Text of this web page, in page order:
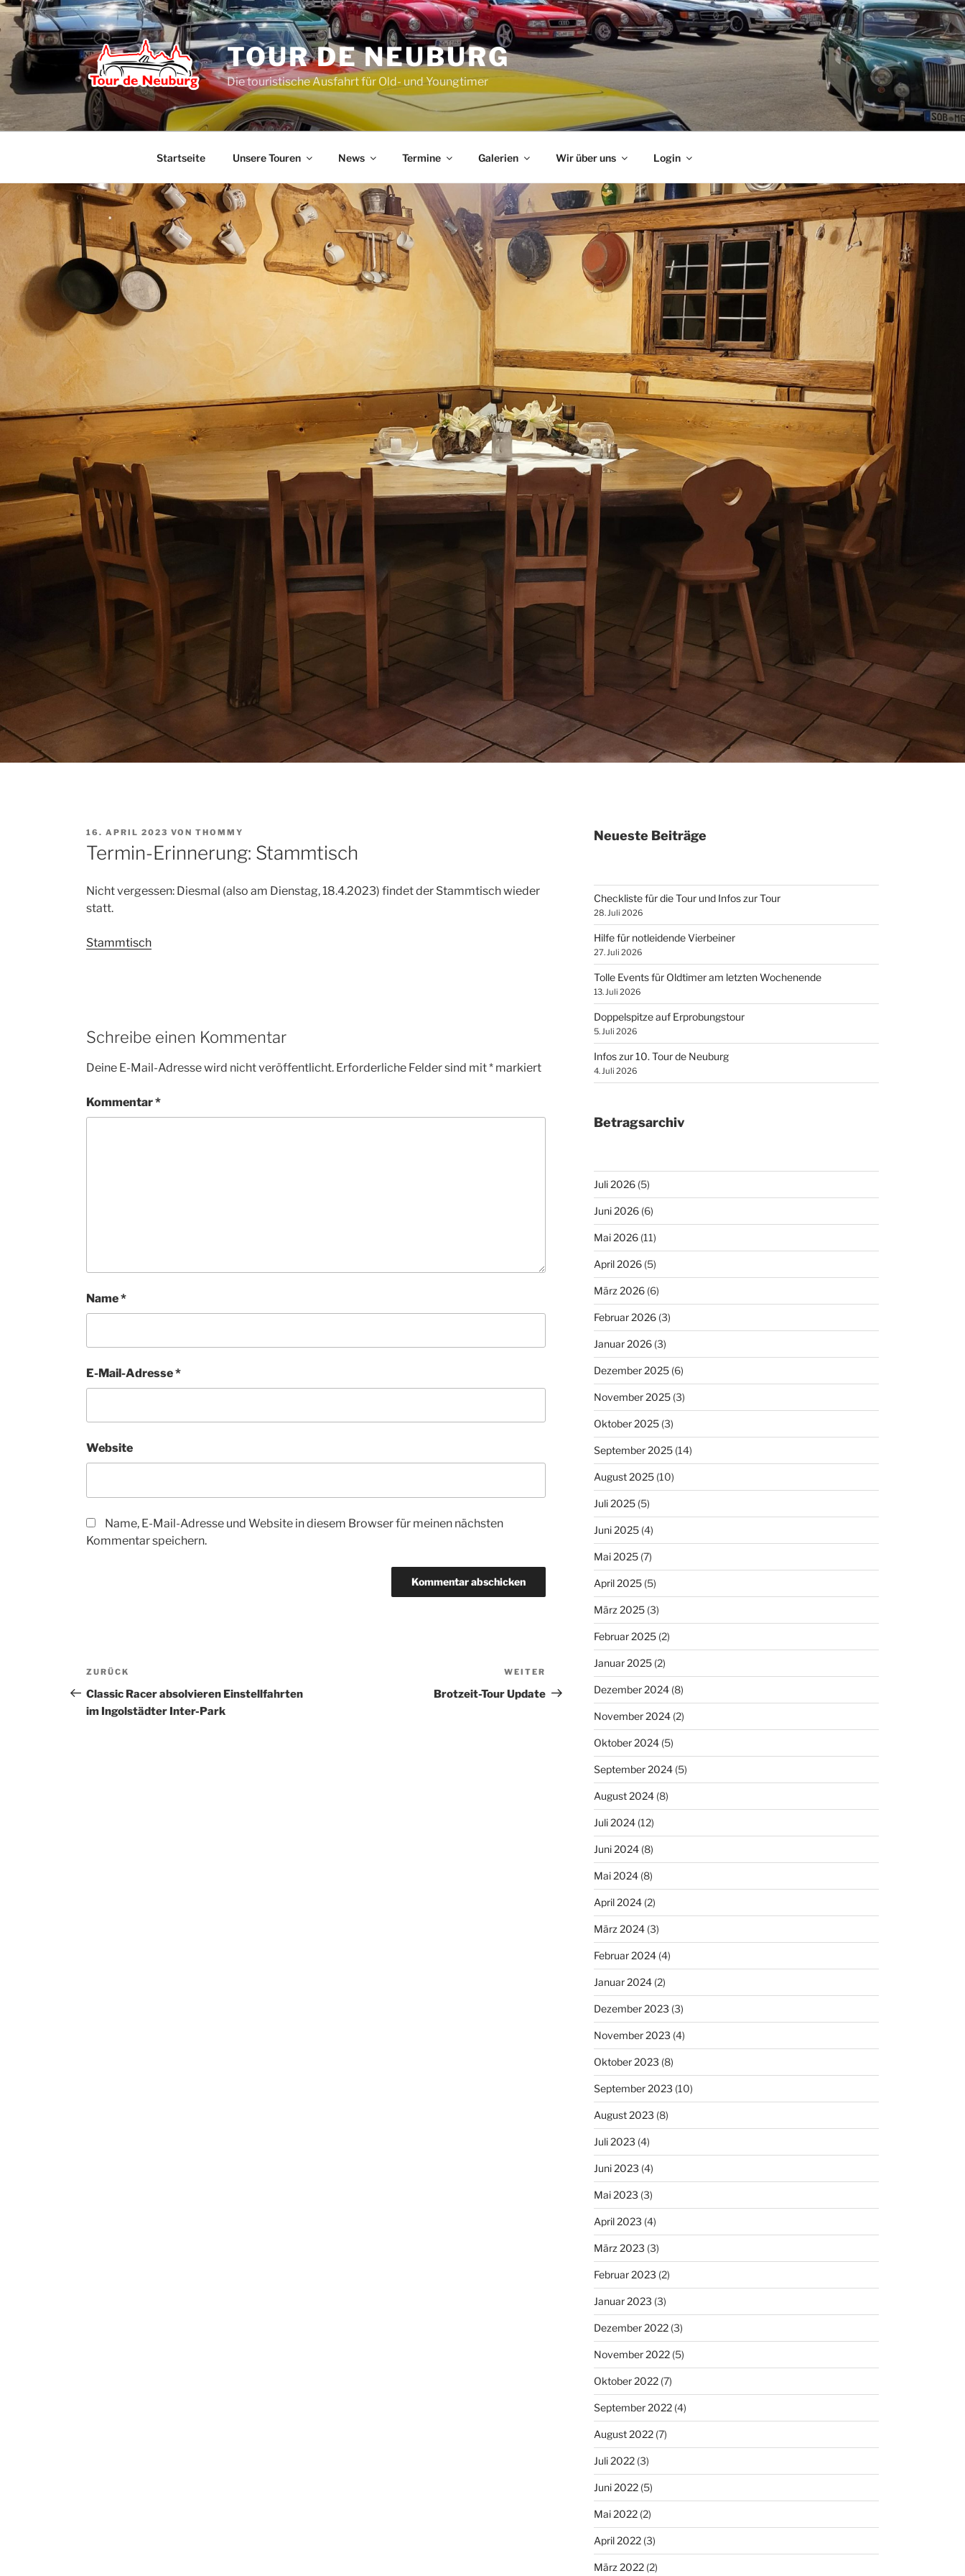
Zum
Inhalt
springen
TOUR DE NEUBURG
Die touristische Ausfahrt für Old- und Youngtimer
Startseite Unsere Touren News Termine Galerien Wir über uns Login
VERÖFFENTLICHT
AM
16. APRIL 2023 VON THOMMY
Termin-Erinnerung: Stammtisch
Nicht vergessen: Diesmal (also am Dienstag, 18.4.2023) findet der Stammtisch wieder
statt.
Stammtisch
Schreibe einen Kommentar
Deine E-Mail-Adresse wird nicht veröffentlicht. Erforderliche Felder sind mit* markiert
Kommentar*
Name*
E-Mail-Adresse*
Website
Name, E-Mail-Adresse und Website in diesem Browser für meinen nächsten
Kommentar speichern.
Beitragsnavigation
Vorheriger
Beitrag
ZURÜCK
Classic Racer absolvieren Einstellfahrten
im Ingolstädter Inter-Park
Nächster
Beitrag
WEITER
Brotzeit-Tour Update
Neueste Beiträge
Checkliste für die Tour und Infos zur Tour
28. Juli 2026
Hilfe für notleidende Vierbeiner
27. Juli 2026
Tolle Events für Oldtimer am letzten Wochenende
13. Juli 2026
Doppelspitze auf Erprobungstour
5. Juli 2026
Infos zur 10. Tour de Neuburg
4. Juli 2026
Betragsarchiv
Juli 2026(5)
Juni 2026(6)
Mai 2026(11)
April 2026(5)
März 2026(6)
Februar 2026(3)
Januar 2026(3)
Dezember 2025(6)
November 2025(3)
Oktober 2025(3)
September 2025(14)
August 2025(10)
Juli 2025(5)
Juni 2025(4)
Mai 2025(7)
April 2025(5)
März 2025(3)
Februar 2025(2)
Januar 2025(2)
Dezember 2024(8)
November 2024(2)
Oktober 2024(5)
September 2024(5)
August 2024(8)
Juli 2024(12)
Juni 2024(8)
Mai 2024(8)
April 2024(2)
März 2024(3)
Februar 2024(4)
Januar 2024(2)
Dezember 2023 (3)
November 2023 (4)
Oktober 2023 (8)
September 2023 (10)
August 2023 (8)
Juli 2023 (4)
Juni 2023 (4)
Mai 2023 (3)
April 2023 (4)
März 2023 (3)
Februar 2023 (2)
Januar 2023 (3)
Dezember 2022(3)
November 2022(5)
Oktober 2022(7)
September 2022(4)
August 2022(7)
Juli 2022(3)
Juni 2022(5)
Mai 2022(2)
April 2022(3)
März 2022(2)